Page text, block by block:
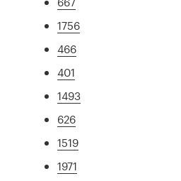
1756
466
401
1493
626
1519
1971